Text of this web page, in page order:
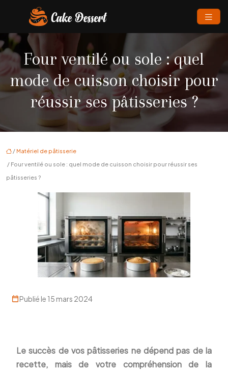
Four ventilé ou sole : quel
mode de cuisson choisir pour
réussir ses pâtisseries ?
/ Matériel de pâtisserie
/ Four ventilé ou sole : quel mode de cuisson choisir pour réussir ses
pâtisseries ?
Publié le 15 mars 2024
Le succès de vos pâtisseries ne dépend pas de la
recette, mais de votre compréhension de la